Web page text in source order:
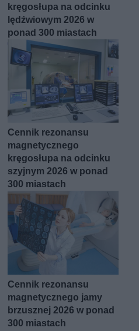
kręgosłupa na odcinku
lędźwiowym 2026 w
ponad 300 miastach
Cennik rezonansu
magnetycznego
kręgosłupa na odcinku
szyjnym 2026 w ponad
300 miastach
Cennik rezonansu
magnetycznego jamy
brzusznej 2026 w ponad
300 miastach